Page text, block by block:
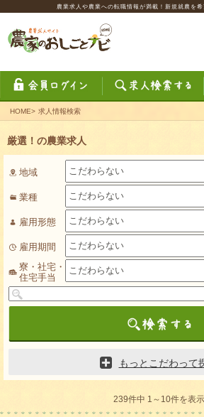
農業求人や農業への転職情報が満載！新規就農を希
HOME> 求人情報検索
厳選！の農業求人
地域
業種
雇用形態
雇用期間
寮・社宅・
住宅手当
もっとこだわって
239件中 1～10件を表示